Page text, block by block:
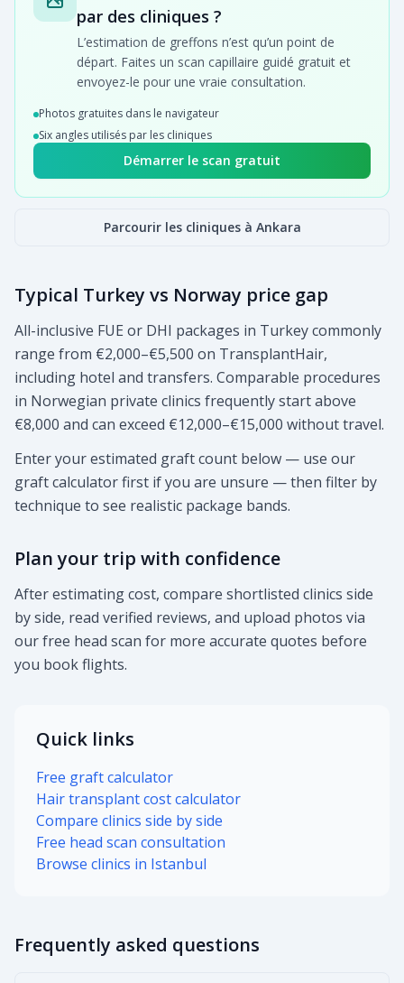
par des cliniques ?
L’estimation de greffons n’est qu’un point de
départ. Faites un scan capillaire guidé gratuit et
envoyez-le pour une vraie consultation.
Photos gratuites dans le navigateur
Six angles utilisés par les cliniques
Démarrer le scan gratuit
Parcourir les cliniques à Ankara
Typical Turkey vs Norway price gap
All-inclusive FUE or DHI packages in Turkey commonly
range from €2,000–€5,500 on TransplantHair,
including hotel and transfers. Comparable procedures
in Norwegian private clinics frequently start above
€8,000 and can exceed €12,000–€15,000 without travel.
Enter your estimated graft count below — use our
graft calculator first if you are unsure — then filter by
technique to see realistic package bands.
Plan your trip with confidence
After estimating cost, compare shortlisted clinics side
by side, read verified reviews, and upload photos via
our free head scan for more accurate quotes before
you book flights.
Quick links
Free graft calculator
Hair transplant cost calculator
Compare clinics side by side
Free head scan consultation
Browse clinics in Istanbul
Frequently asked questions